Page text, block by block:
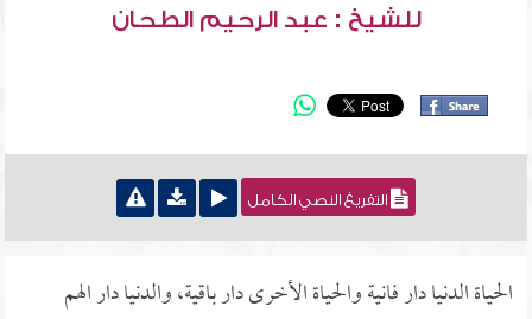
للشيخ : عبد الرحيم الطحان
التفريغ النصي الكامل
الحياة الدنيا دار فانية والحياة الأخرى دار باقية، والدنيا دار الهم